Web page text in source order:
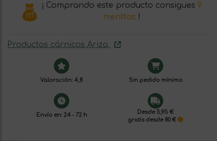
¡ Comprando este producto consigues 9
menttos !
Productos cárnicos Ariza
Valoración: 4,8 Sin pedido mínimo
Envío en: 24 - 72 h
Desde 5,95 €
gratis desde 80 €